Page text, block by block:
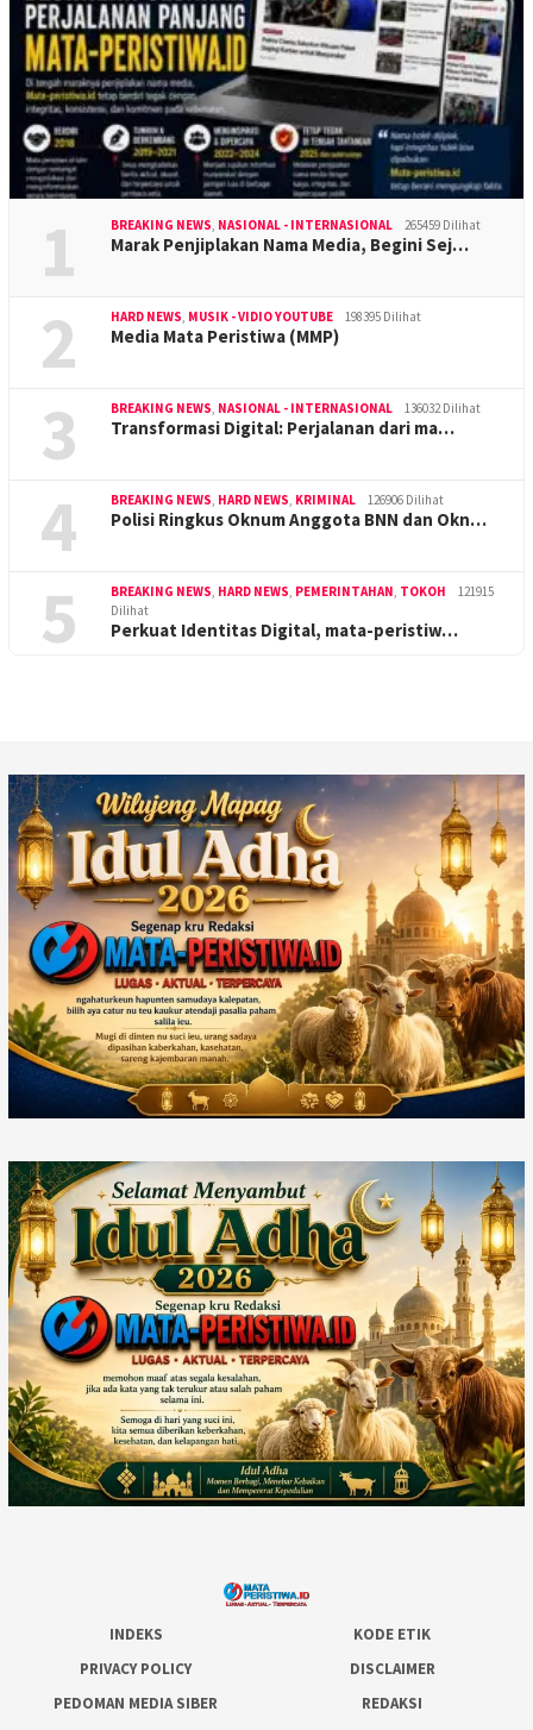
1 BREAKING NEWS, NASIONAL - INTERNASIONAL 265459 Dilihat
Marak Penjiplakan Nama Media, Begini Sej…
2 HARD NEWS, MUSIK - VIDIO YOUTUBE 198395 Dilihat
Media Mata Peristiwa (MMP)
3 BREAKING NEWS, NASIONAL - INTERNASIONAL 136032 Dilihat
Transformasi Digital: Perjalanan dari ma…
4 BREAKING NEWS, HARD NEWS, KRIMINAL 126906 Dilihat
Polisi Ringkus Oknum Anggota BNN dan Okn…
5 BREAKING NEWS, HARD NEWS, PEMERINTAHAN, TOKOH
121915
Dilihat
Perkuat Identitas Digital, mata-peristiw…
INDEKS
KODE ETIK
PRIVACY POLICY
DISCLAIMER
PEDOMAN MEDIA SIBER
REDAKSI